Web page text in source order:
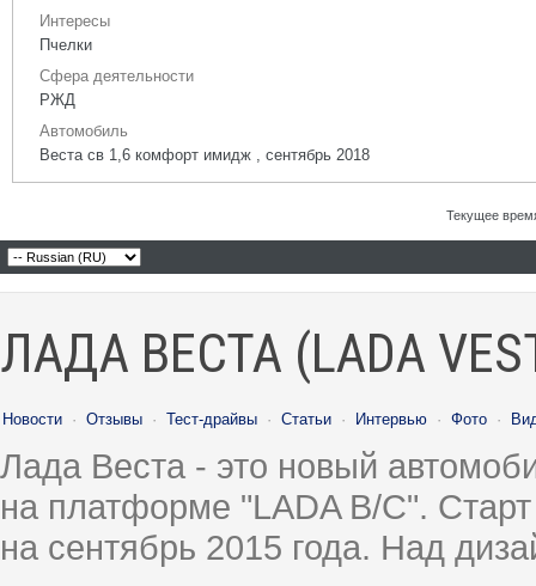
Интересы
Пчелки
Сфера деятельности
РЖД
Автомобиль
Веста св 1,6 комфорт имидж , сентябрь 2018
Текущее
ЛАДА ВЕСТА (LADA
Новости · Отзывы · Тест-драйвы · Статьи · Интервью · Фото ·
Лада Веста - это новый
на платформе "LADA B/C".
на сентябрь 2015 года. Над